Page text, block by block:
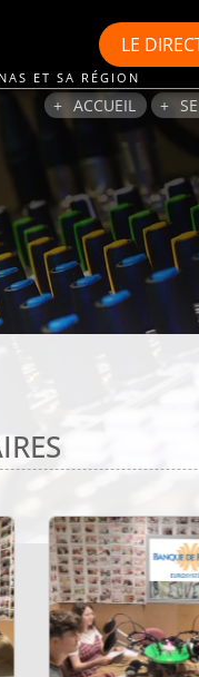
LE
ET SA RÉGION
ACCUEIL